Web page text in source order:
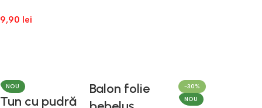
Balon Folie
Fotbal
9,90 lei
NOU
Tun cu pudră
Balon folie
-30%
NOU